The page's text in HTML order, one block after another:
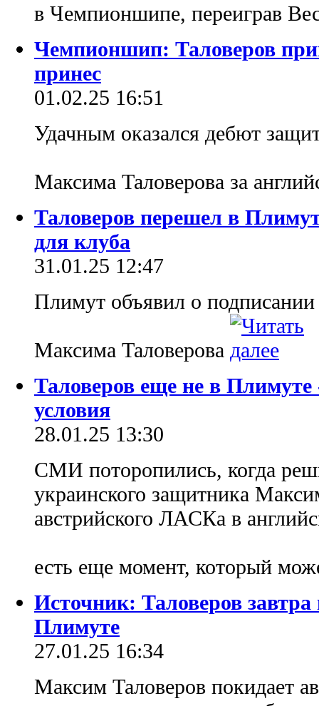
в Чемпионшипе, переиграв
Чемпионшип: Таловеров
принес
01.02.25 16:51
Удачным оказался дебют
Максима Таловерова за
Таловеров перешел в
для клуба
31.01.25 12:47
Плимут объявил о подписании
Максима Таловерова
Таловеров еще не в Плимуте
условия
28.01.25 13:30
СМИ поторопились, когда
украинского защитника
австрийского ЛАСКа в
есть еще момент, который
Источник: Таловеров
Плимуте
27.01.25 16:34
Максим Таловеров покидает